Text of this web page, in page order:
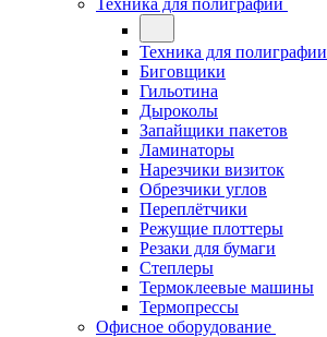
Техника для полиграфии
Техника для полиграфии
Биговщики
Гильотина
Дыроколы
Запайщики пакетов
Ламинаторы
Нарезчики визиток
Обрезчики углов
Переплётчики
Режущие плоттеры
Резаки для бумаги
Степлеры
Термоклеевые машины
Термопрессы
Офисное оборудование